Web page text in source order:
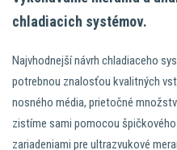
chladiacich systémov.
Najvhodnejší návrh chladiaceho
potrebnou znalosťou kvalitných
nosného média, prietočné
zistíme sami pomocou
zariadeniami pre ultrazvukové